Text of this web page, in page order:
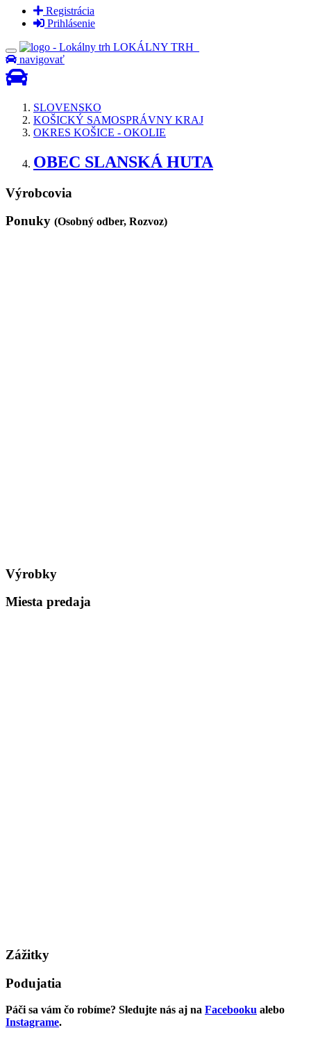
Registrácia
Prihlásenie
LOKÁLNY TRH
navigovať
SLOVENSKO
KOŠICKÝ SAMOSPRÁVNY KRAJ
OKRES KOŠICE - OKOLIE
OBEC SLANSKÁ HUTA
Výrobcovia
Ponuky (Osobný odber, Rozvoz)
Výrobky
Miesta predaja
Zážitky
Podujatia
Páči sa vám čo robíme? Sledujte nás aj na Facebooku alebo
Instagrame.